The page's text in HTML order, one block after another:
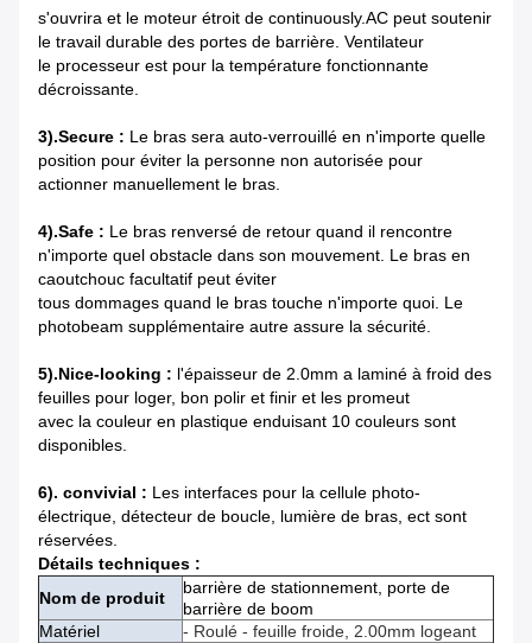
s'ouvrira et le moteur étroit de continuously.AC peut soutenir
le travail durable des portes de barrière. Ventilateur
le processeur est pour la température fonctionnante
décroissante.
3).Secure : Le bras sera auto-verrouillé en n'importe quelle
position pour éviter la personne non autorisée pour
actionner manuellement le bras.
4).Safe : Le bras renversé de retour quand il rencontre
n'importe quel obstacle dans son mouvement. Le bras en
caoutchouc facultatif peut éviter
tous dommages quand le bras touche n'importe quoi. Le
photobeam supplémentaire autre assure la sécurité.
5).Nice-looking : l'épaisseur de 2.0mm a laminé à froid des
feuilles pour loger, bon polir et finir et les promeut
avec la couleur en plastique enduisant 10 couleurs sont
disponibles.
6). convivial : Les interfaces pour la cellule photo-
électrique, détecteur de boucle, lumière de bras, ect sont
réservées.
Détails techniques :
Nom de produit
barrière de stationnement, porte de
barrière de boom
Matériel
- Roulé - feuille froide, 2.00mm logeant